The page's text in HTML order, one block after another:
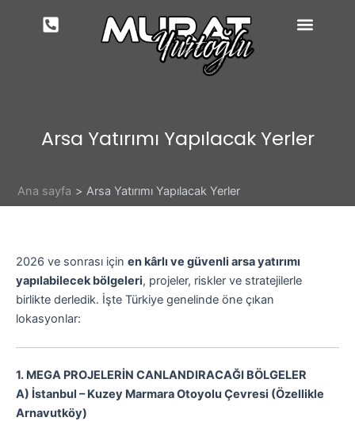
Arsa Yatırımı Yapılacak Yerler
Ana sayfa Arsa Yatırımı Yapılacak Yerler
2026 ve sonrası için en kârlı ve güvenli arsa yatırımı
yapılabilecek bölgeleri, projeler, riskler ve stratejilerle
birlikte derledik. İşte Türkiye genelinde öne çıkan
lokasyonlar:
1. MEGA PROJELERİN CANLANDIRACAĞI BÖLGELER
A) İstanbul – Kuzey Marmara Otoyolu Çevresi (Özellikle
Arnavutköy)